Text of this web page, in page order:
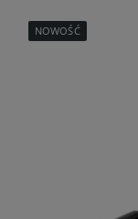
NOWOŚĆ